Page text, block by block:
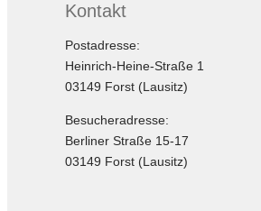
Kontakt
Postadresse:
Heinrich-Heine-Straße 1
03149 Forst (Lausitz)
Besucheradresse:
Berliner Straße 15-17
03149 Forst (Lausitz)